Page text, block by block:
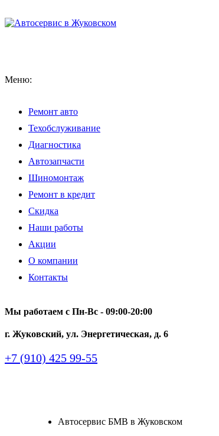
Меню:
Ремонт авто
Техобслуживание
Диагностика
Автозапчасти
Шиномонтаж
Ремонт в кредит
Скидка
Наши работы
Акции
О компании
Контакты
Мы работаем с Пн-Вc - 09:00-20:00
г. Жуковский, ул. Энергетическая, д. 6
+7 (910) 425 99-55
Автосервис БМВ в Жуковском